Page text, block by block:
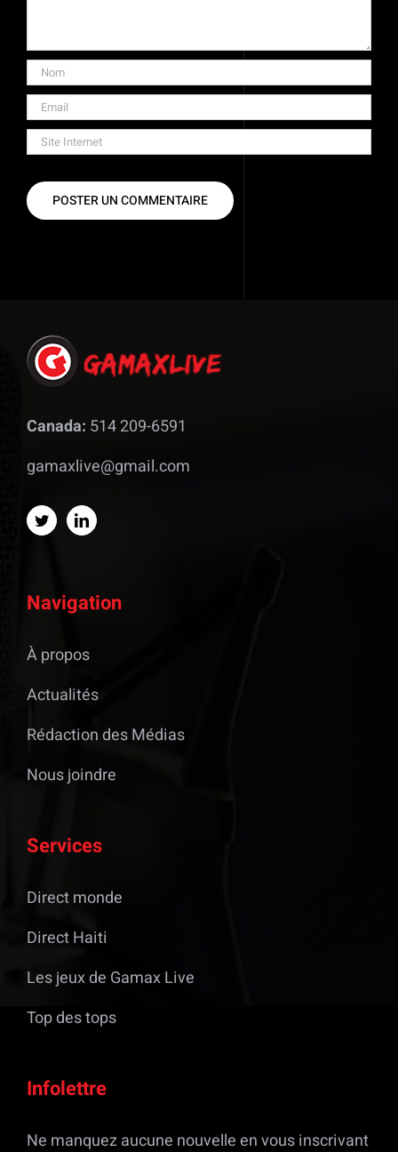
Canada: 514 209-6591
gamaxlive@gmail.com
Navigation
À propos
Actualités
Rédaction des Médias
Nous joindre
Services
Direct monde
Direct Haiti
Les jeux de Gamax Live
Top des tops
Infolettre
Ne manquez aucune nouvelle en vous inscrivant